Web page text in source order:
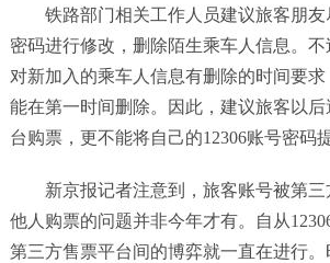
铁路部门相关工作人员建议旅客朋友
密码进行修改，删除陌生乘车人信息。不
对新加入的乘车人信息有删除的时间要
能在第一时间删除。因此，建议旅客以
台购票，更不能将自己的12306账号密码
新京报记者注意到，旅客账号被第三
他人购票的问题并非今年才有。自从
第三方售票平台间的博弈就一直在进行